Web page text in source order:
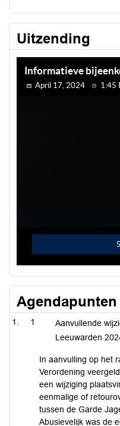
Uitzending
Agendapunten
1
Aanvullende
Leeuwarden
In aanvulling op het
Verordening
een wijziging
eenmalige of
tussen de Garde
Abusievelijk was de